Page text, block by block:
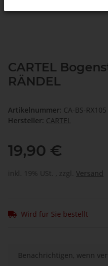
CARTEL
RÄNDEL
Artikelnummer: CA-BS-RX105
Hersteller: CARTEL
19,90 €
inkl. 19% USt. , zzgl. Versand
Wird für Sie bestellt
Benachrichtigen, wenn